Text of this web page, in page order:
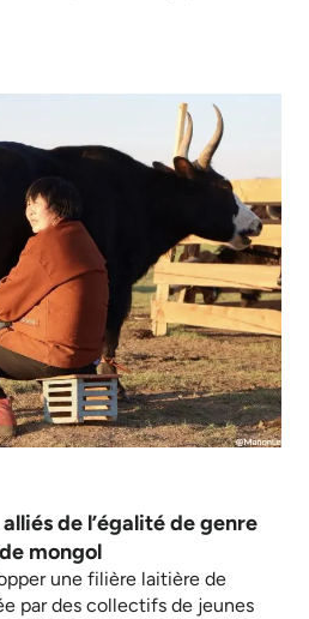
de l’égalité de genre
mongol
une filière laitière de
par des collectifs de jeunes